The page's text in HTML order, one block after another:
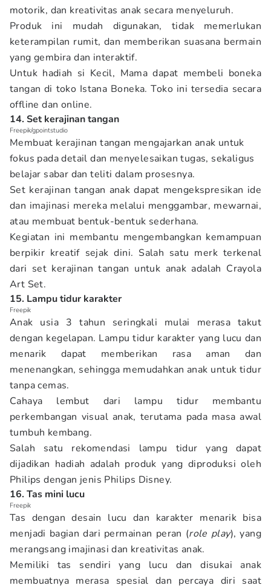
motorik, dan kreativitas anak secara menyeluruh.
Produk ini mudah digunakan, tidak memerlukan
keterampilan rumit, dan memberikan suasana bermain
yang gembira dan interaktif.
Untuk hadiah si Kecil, Mama dapat membeli boneka
tangan di toko Istana Boneka. Toko ini tersedia secara
offline dan online.
14. Set kerajinan tangan
Freepik/gpointstudio
Membuat kerajinan tangan mengajarkan anak untuk
fokus pada detail dan menyelesaikan tugas, sekaligus
belajar sabar dan teliti dalam prosesnya.
Set kerajinan tangan anak dapat mengekspresikan ide
dan imajinasi mereka melalui menggambar, mewarnai,
atau membuat bentuk-bentuk sederhana.
Kegiatan ini membantu mengembangkan kemampuan
berpikir kreatif sejak dini. Salah satu merk terkenal
dari set kerajinan tangan untuk anak adalah Crayola
Art Set.
15. Lampu tidur karakter
Freepik
Anak usia 3 tahun seringkali mulai merasa takut
dengan kegelapan. Lampu tidur karakter yang lucu dan
menarik dapat memberikan rasa aman dan
menenangkan, sehingga memudahkan anak untuk tidur
tanpa cemas.
Cahaya lembut dari lampu tidur membantu
perkembangan visual anak, terutama pada masa awal
tumbuh kembang.
Salah satu rekomendasi lampu tidur yang dapat
dijadikan hadiah adalah produk yang diproduksi oleh
Philips dengan jenis Philips Disney.
16. Tas mini lucu
Freepik
Tas dengan desain lucu dan karakter menarik bisa
menjadi bagian dari permainan peran (role play), yang
merangsang imajinasi dan kreativitas anak.
Memiliki tas sendiri yang lucu dan disukai anak
membuatnya merasa spesial dan percaya diri saat